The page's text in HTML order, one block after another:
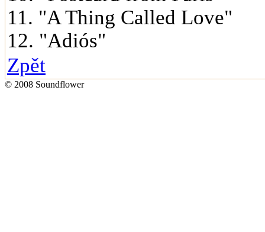
11. "A Thing Called Love"
12. "Adiós"
Zpět
© 2008 Soundflower